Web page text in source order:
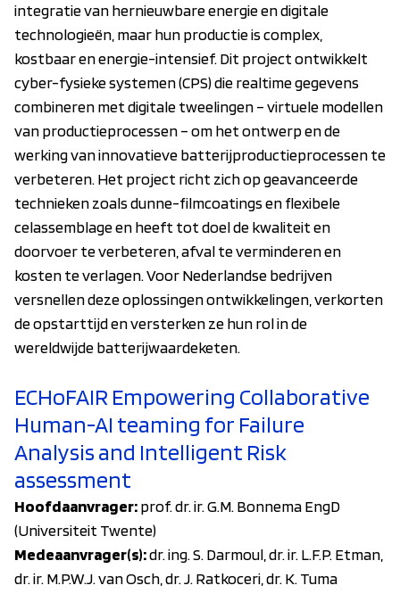
integratie van hernieuwbare energie en digitale
technologieën, maar hun productie is complex,
kostbaar en energie-intensief. Dit project ontwikkelt
cyber-fysieke systemen (CPS) die realtime gegevens
combineren met digitale tweelingen – virtuele modellen
van productieprocessen – om het ontwerp en de
werking van innovatieve batterijproductieprocessen te
verbeteren. Het project richt zich op geavanceerde
technieken zoals dunne-filmcoatings en flexibele
celassemblage en heeft tot doel de kwaliteit en
doorvoer te verbeteren, afval te verminderen en
kosten te verlagen. Voor Nederlandse bedrijven
versnellen deze oplossingen ontwikkelingen, verkorten
de opstarttijd en versterken ze hun rol in de
wereldwijde batterijwaardeketen.
ECHoFAIR Empowering Collaborative
Human-AI teaming for Failure
Analysis and Intelligent Risk
assessment
Hoofdaanvrager:prof. dr. ir. G.M. Bonnema EngD
(Universiteit Twente)
Medeaanvrager(s):dr. ing. S. Darmoul, dr. ir. L.F.P. Etman,
dr. ir. M.P.W.J. van Osch, dr. J. Ratkoceri, dr. K. Tuma